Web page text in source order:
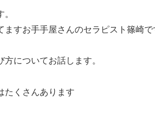
すお手手屋さんのセラピスト篠崎で
についてお話します。
たくさんあります